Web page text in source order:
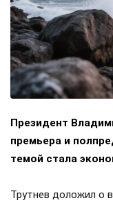
Президент
премьера и
темой стала
Трутнев доложил о